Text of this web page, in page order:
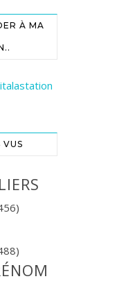
À MA
VUS